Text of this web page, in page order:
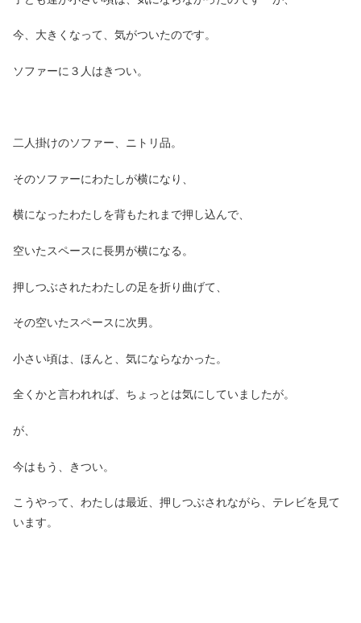
今、大きくなって、気がついたのです。
ソファーに３人はきつい。
二人掛けのソファー、ニトリ品。
そのソファーにわたしが横になり、
横になったわたしを背もたれまで押し込んで、
空いたスペースに長男が横になる。
押しつぶされたわたしの足を折り曲げて、
その空いたスペースに次男。
小さい頃は、ほんと、気にならなかった。
全くかと言われれば、ちょっとは気にしていましたが。
が、
今はもう、きつい。
こうやって、わたしは最近、押しつぶされながら、テレビを見て
います。